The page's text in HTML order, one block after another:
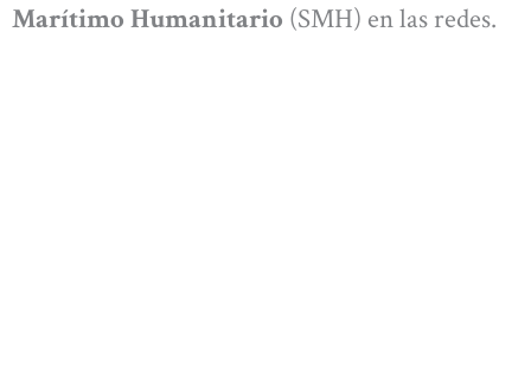
Marítimo Humanitario (SMH) en las redes.